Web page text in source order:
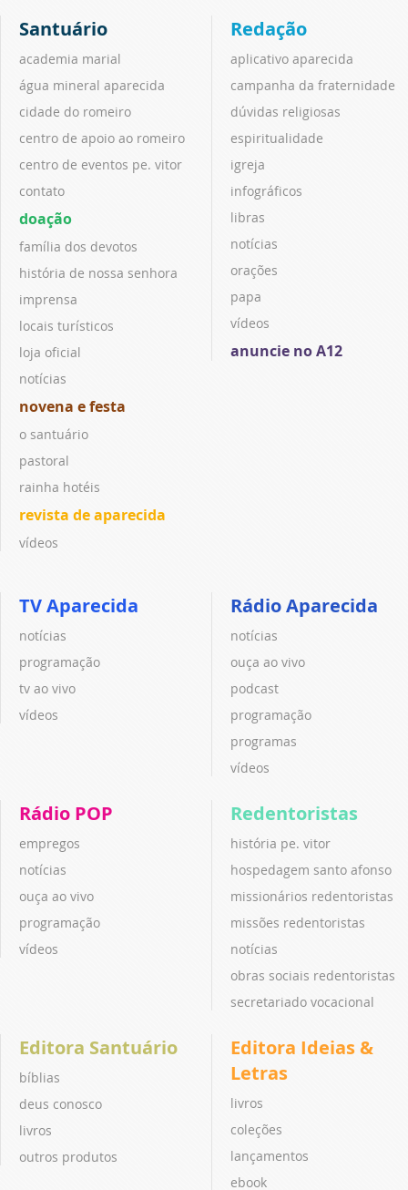
Santuário
academia marial
água mineral aparecida
cidade do romeiro
centro de apoio ao romeiro
centro de eventos pe. vitor
contato
doação
família dos devotos
história de nossa senhora
imprensa
locais turísticos
loja oficial
notícias
novena e festa
o santuário
pastoral
rainha hotéis
revista de aparecida
vídeos
Redação
aplicativo aparecida
campanha da fraternidade
dúvidas religiosas
espiritualidade
igreja
infográficos
libras
notícias
orações
papa
vídeos
anuncie no A12
TV Aparecida
notícias
programação
tv ao vivo
vídeos
Rádio Aparecida
notícias
ouça ao vivo
podcast
programação
programas
vídeos
Rádio POP
empregos
notícias
ouça ao vivo
programação
vídeos
Redentoristas
história pe. vitor
hospedagem santo afonso
missionários redentoristas
missões redentoristas
notícias
obras sociais redentoristas
secretariado vocacional
Editora Santuário
bíblias
deus conosco
livros
outros produtos
Editora Ideias &
Letras
livros
coleções
lançamentos
ebook